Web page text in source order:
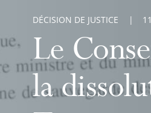
Le
la
DÉCISION DE JUSTICE